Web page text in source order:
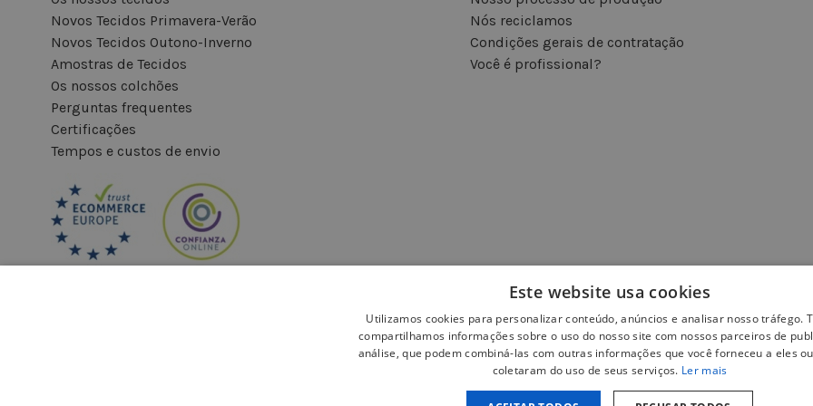
Novos Tecidos Primavera-Verão
Novos Tecidos Outono-Inverno
Amostras de Tecidos
Os nossos colchões
Perguntas frequentes
Certificações
Tempos e custos de envio
Nós reciclamos
Condições gerais de contratação
Você é profissional?
Este website usa cookies
Utilizamos cookies para personalizar conteúdo, anúncios e analisar nosso tráfego.
compartilhamos informações sobre o uso do nosso site com nossos parceiros de
análise, que podem combiná-las com outras informações que você forneceu a eles
coletaram do uso de seus serviços. Ler mais